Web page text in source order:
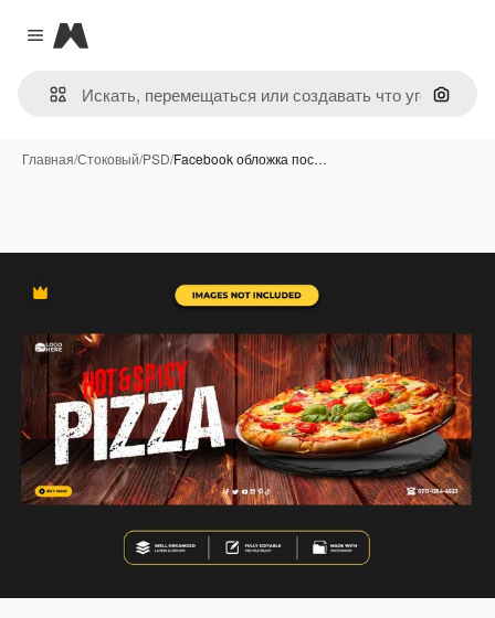
Close menu
Magnific
Поиск
Главная/Стоковый/PSD/Facebook обложка пос…
Премиум